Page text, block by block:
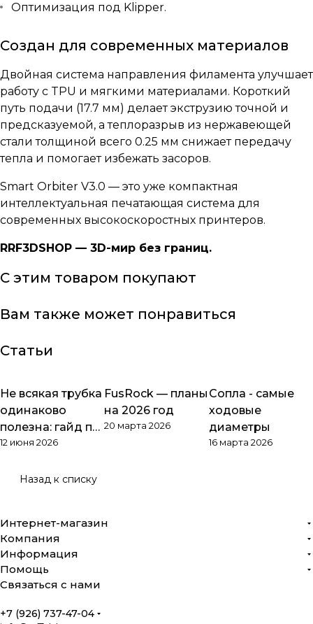
Оптимизация под Klipper.
Создан для современных материалов
Двойная система направления филамента улучшает
работу с TPU и мягкими материалами. Короткий
путь подачи (17.7 мм) делает экструзию точной и
предсказуемой, а теплоразрыв из нержавеющей
стали толщиной всего 0.25 мм снижает передачу
тепла и помогает избежать засоров.
Smart Orbiter V3.0 — это уже компактная
интеллектуальная печатающая система для
современных высокоскоростных принтеров.
RRF3DSHOP — 3D-мир без границ.
С этим товаром покупают
Вам также может понравиться
Статьи
Обзоры товаров
Не всякая трубка
одинаково
полезна: гайд по
PTFE
12 июня 2026
Обзоры товаров
FusRock — планы
на 2026 год
20 марта 2026
Обзоры товаров
Сопла - самые
ходовые
диаметры
16 марта 2026
Назад к списку
Интернет-магазин
Компания
Информация
Помощь
Связаться с нами
+7 (926) 737-47-04